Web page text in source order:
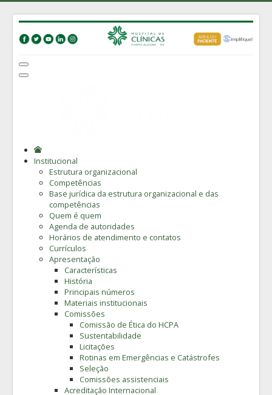
Institucional
Estrutura organizacional
Competências
Base jurídica da estrutura organizacional e das
competências
Quem é quem
Agenda de autoridades
Horários de atendimento e contatos
Currículos
Apresentação
Características
História
Principais números
Materiais institucionais
Comissões
Comissão de Ética do HCPA
Sustentabilidade
Licitações
Rotinas em Emergências e Catástrofes
Seleção
Comissões assistenciais
Acreditação Internacional